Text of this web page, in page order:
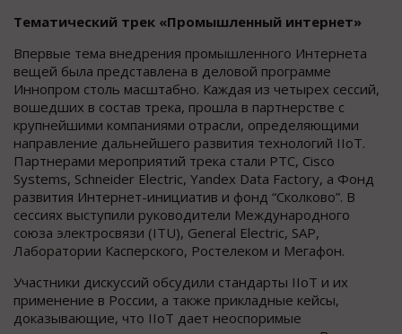
Тематический трек «Промышленный интернет»
Впервые тема внедрения промышленного Интернета
вещей была представлена в деловой программе
Иннопром столь масштабно. Каждая из четырех сессий,
вошедших в состав трека, прошла в партнерстве с
крупнейшими компаниями отрасли, определяющими
направление дальнейшего развития технологий IIoT.
Партнерами мероприятий трека стали PTC, Cisco
Systems, Schneider Electric, Yandex Data Factory, а Фонд
развития Интернет-инициатив и фонд “Сколково”. В
сессиях выступили руководители Международного
союза электросвязи (ITU), General Electric, SAP,
Лаборатории Касперского, Ростелеком и Мегафон.
Участники дискуссий обсудили стандарты IIoT и их
применение в России, а также прикладные кейсы,
доказывающие, что IIoT дает неоспоримые